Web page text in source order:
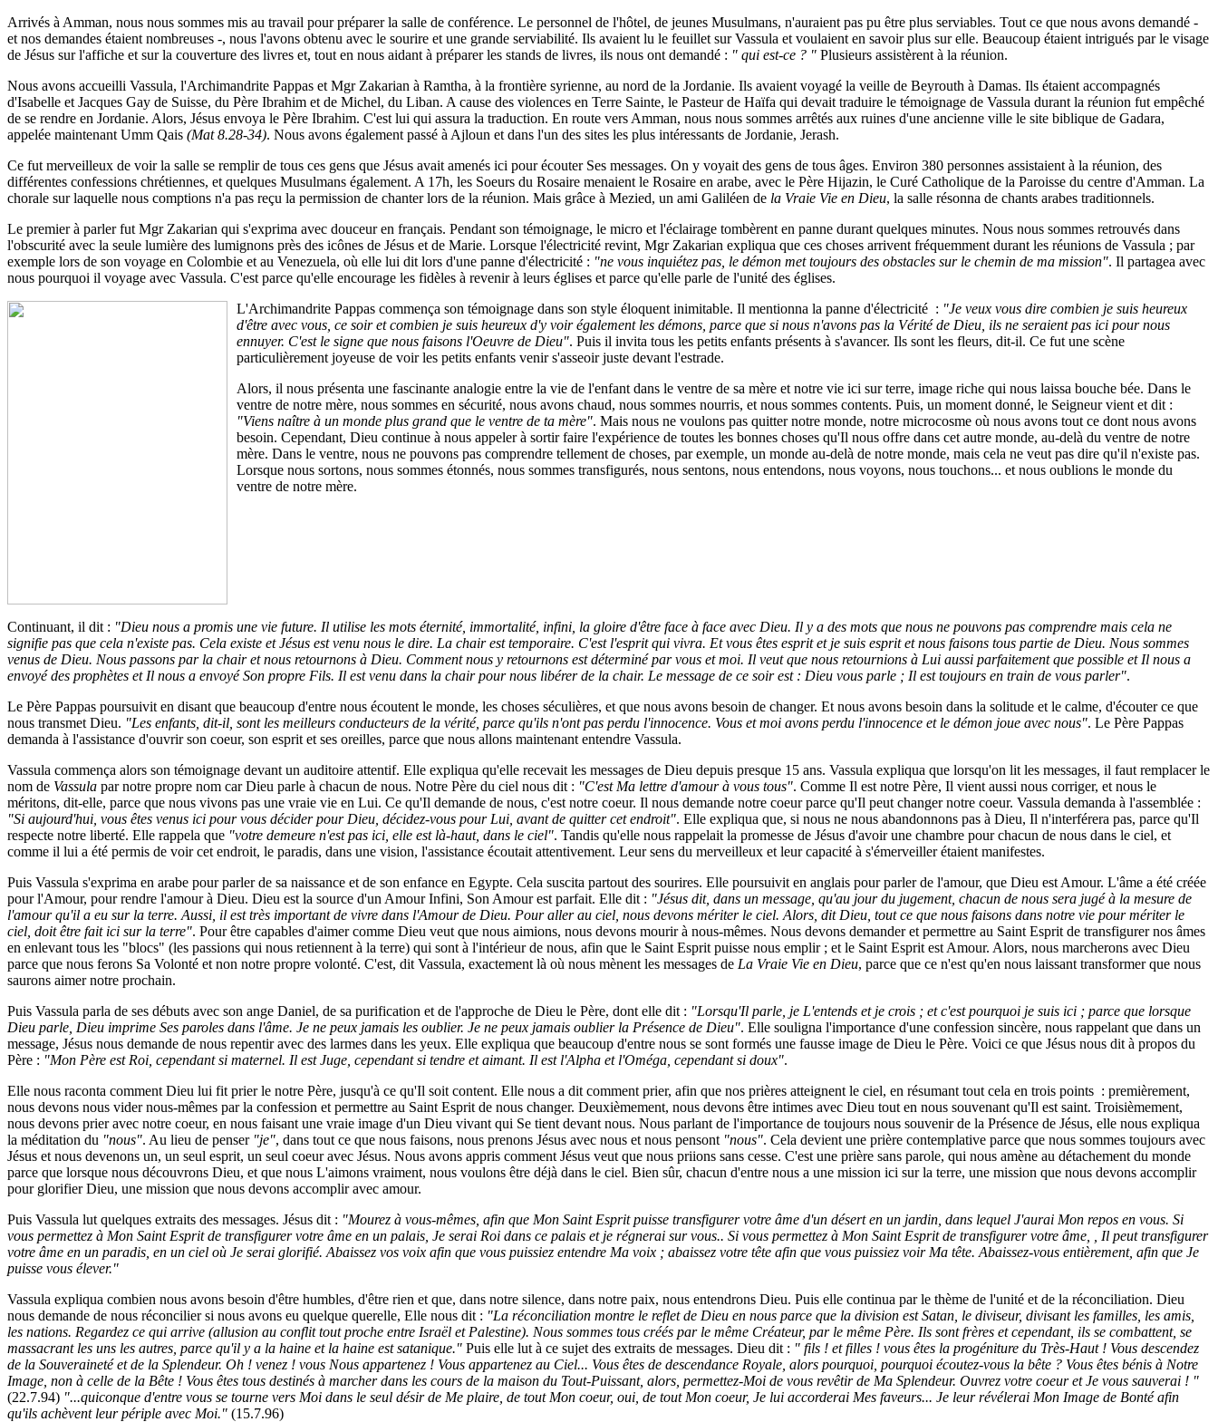
Arrivés à Amman, nous nous sommes mis au travail pour préparer la salle de conférence. Le personnel de l'hôtel, de jeunes Musulmans, n'auraient pas pu être plus serviables. Tout ce que nous avons demandé -
et nos demandes étaient nombreuses -, nous l'avons obtenu avec le sourire et une grande serviabilité. Ils avaient lu le feuillet sur Vassula et voulaient en savoir plus sur elle. Beaucoup étaient intrigués par le visage
de Jésus sur l'affiche et sur la couverture des livres et, tout en nous aidant à préparer les stands de livres, ils nous ont demandé : " qui est-ce ? " Plusieurs assistèrent à la réunion.
Nous avons accueilli Vassula, l'Archimandrite Pappas et Mgr Zakarian à Ramtha, à la frontière syrienne, au nord de la Jordanie. Ils avaient voyagé la veille de Beyrouth à Damas. Ils étaient accompagnés
d'Isabelle et Jacques Gay de Suisse, du Père Ibrahim et de Michel, du Liban. A cause des violences en Terre Sainte, le Pasteur de Haïfa qui devait traduire le témoignage de Vassula durant la réunion fut empêché
de se rendre en Jordanie. Alors, Jésus envoya le Père Ibrahim. C'est lui qui assura la traduction. En route vers Amman, nous nous sommes arrêtés aux ruines d'une ancienne ville le site biblique de Gadara,
appelée maintenant Umm Qais (Mat 8.28-34). Nous avons également passé à Ajloun et dans l'un des sites les plus intéressants de Jordanie, Jerash.
Ce fut merveilleux de voir la salle se remplir de tous ces gens que Jésus avait amenés ici pour écouter Ses messages. On y voyait des gens de tous âges. Environ 380 personnes assistaient à la réunion, des
différentes confessions chrétiennes, et quelques Musulmans également. A 17h, les Soeurs du Rosaire menaient le Rosaire en arabe, avec le Père Hijazin, le Curé Catholique de la Paroisse du centre d'Amman. La
chorale sur laquelle nous comptions n'a pas reçu la permission de chanter lors de la réunion. Mais grâce à Mezied, un ami Galiléen de la Vraie Vie en Dieu, la salle résonna de chants arabes traditionnels.
Le premier à parler fut Mgr Zakarian qui s'exprima avec douceur en français. Pendant son témoignage, le micro et l'éclairage tombèrent en panne durant quelques minutes. Nous nous sommes retrouvés dans
l'obscurité avec la seule lumière des lumignons près des icônes de Jésus et de Marie. Lorsque l'électricité revint, Mgr Zakarian expliqua que ces choses arrivent fréquemment durant les réunions de Vassula ; par
exemple lors de son voyage en Colombie et au Venezuela, où elle lui dit lors d'une panne d'électricité : "ne vous inquiétez pas, le démon met toujours des obstacles sur le chemin de ma mission". Il partagea avec
nous pourquoi il voyage avec Vassula. C'est parce qu'elle encourage les fidèles à revenir à leurs églises et parce qu'elle parle de l'unité des églises.
L'Archimandrite Pappas commença son témoignage dans son style éloquent inimitable. Il mentionna la panne d'électricité : "Je veux vous dire combien je suis heureux
d'être avec vous, ce soir et combien je suis heureux d'y voir également les démons, parce que si nous n'avons pas la Vérité de Dieu, ils ne seraient pas ici pour nous
ennuyer. C'est le signe que nous faisons l'Oeuvre de Dieu". Puis il invita tous les petits enfants présents à s'avancer. Ils sont les fleurs, dit-il. Ce fut une scène
particulièrement joyeuse de voir les petits enfants venir s'asseoir juste devant l'estrade.
Alors, il nous présenta une fascinante analogie entre la vie de l'enfant dans le ventre de sa mère et notre vie ici sur terre, image riche qui nous laissa bouche bée. Dans le
ventre de notre mère, nous sommes en sécurité, nous avons chaud, nous sommes nourris, et nous sommes contents. Puis, un moment donné, le Seigneur vient et dit :
"Viens naître à un monde plus grand que le ventre de ta mère". Mais nous ne voulons pas quitter notre monde, notre microcosme où nous avons tout ce dont nous avons
besoin. Cependant, Dieu continue à nous appeler à sortir faire l'expérience de toutes les bonnes choses qu'Il nous offre dans cet autre monde, au-delà du ventre de notre
mère. Dans le ventre, nous ne pouvons pas comprendre tellement de choses, par exemple, un monde au-delà de notre monde, mais cela ne veut pas dire qu'il n'existe pas.
Lorsque nous sortons, nous sommes étonnés, nous sommes transfigurés, nous sentons, nous entendons, nous voyons, nous touchons... et nous oublions le monde du
ventre de notre mère.
Continuant, il dit : "Dieu nous a promis une vie future. Il utilise les mots éternité, immortalité, infini, la gloire d'être face à face avec Dieu. Il y a des mots que nous ne pouvons pas comprendre mais cela ne
signifie pas que cela n'existe pas. Cela existe et Jésus est venu nous le dire. La chair est temporaire. C'est l'esprit qui vivra. Et vous êtes esprit et je suis esprit et nous faisons tous partie de Dieu. Nous sommes
venus de Dieu. Nous passons par la chair et nous retournons à Dieu. Comment nous y retournons est déterminé par vous et moi. Il veut que nous retournions à Lui aussi parfaitement que possible et Il nous a
envoyé des prophètes et Il nous a envoyé Son propre Fils. Il est venu dans la chair pour nous libérer de la chair. Le message de ce soir est : Dieu vous parle ; Il est toujours en train de vous parler".
Le Père Pappas poursuivit en disant que beaucoup d'entre nous écoutent le monde, les choses séculières, et que nous avons besoin de changer. Et nous avons besoin dans la solitude et le calme, d'écouter ce que
nous transmet Dieu. "Les enfants, dit-il, sont les meilleurs conducteurs de la vérité, parce qu'ils n'ont pas perdu l'innocence. Vous et moi avons perdu l'innocence et le démon joue avec nous". Le Père Pappas
demanda à l'assistance d'ouvrir son coeur, son esprit et ses oreilles, parce que nous allons maintenant entendre Vassula.
Vassula commença alors son témoignage devant un auditoire attentif. Elle expliqua qu'elle recevait les messages de Dieu depuis presque 15 ans. Vassula expliqua que lorsqu'on lit les messages, il faut remplacer le
nom de Vassula par notre propre nom car Dieu parle à chacun de nous. Notre Père du ciel nous dit : "C'est Ma lettre d'amour à vous tous". Comme Il est notre Père, Il vient aussi nous corriger, et nous le
méritons, dit-elle, parce que nous vivons pas une vraie vie en Lui. Ce qu'Il demande de nous, c'est notre coeur. Il nous demande notre coeur parce qu'Il peut changer notre coeur. Vassula demanda à l'assemblée :
"Si aujourd'hui, vous êtes venus ici pour vous décider pour Dieu, décidez-vous pour Lui, avant de quitter cet endroit". Elle expliqua que, si nous ne nous abandonnons pas à Dieu, Il n'interférera pas, parce qu'Il
respecte notre liberté. Elle rappela que "votre demeure n'est pas ici, elle est là-haut, dans le ciel". Tandis qu'elle nous rappelait la promesse de Jésus d'avoir une chambre pour chacun de nous dans le ciel, et
comme il lui a été permis de voir cet endroit, le paradis, dans une vision, l'assistance écoutait attentivement. Leur sens du merveilleux et leur capacité à s'émerveiller étaient manifestes.
Puis Vassula s'exprima en arabe pour parler de sa naissance et de son enfance en Egypte. Cela suscita partout des sourires. Elle poursuivit en anglais pour parler de l'amour, que Dieu est Amour. L'âme a été créée
pour l'Amour, pour rendre l'amour à Dieu. Dieu est la source d'un Amour Infini, Son Amour est parfait. Elle dit : "Jésus dit, dans un message, qu'au jour du jugement, chacun de nous sera jugé à la mesure de
l'amour qu'il a eu sur la terre. Aussi, il est très important de vivre dans l'Amour de Dieu. Pour aller au ciel, nous devons mériter le ciel. Alors, dit Dieu, tout ce que nous faisons dans notre vie pour mériter le
ciel, doit être fait ici sur la terre". Pour être capables d'aimer comme Dieu veut que nous aimions, nous devons mourir à nous-mêmes. Nous devons demander et permettre au Saint Esprit de transfigurer nos âmes
en enlevant tous les "blocs" (les passions qui nous retiennent à la terre) qui sont à l'intérieur de nous, afin que le Saint Esprit puisse nous emplir ; et le Saint Esprit est Amour. Alors, nous marcherons avec Dieu
parce que nous ferons Sa Volonté et non notre propre volonté. C'est, dit Vassula, exactement là où nous mènent les messages de La Vraie Vie en Dieu, parce que ce n'est qu'en nous laissant transformer que nous
saurons aimer notre prochain.
Puis Vassula parla de ses débuts avec son ange Daniel, de sa purification et de l'approche de Dieu le Père, dont elle dit : "Lorsqu'Il parle, je L'entends et je crois ; et c'est pourquoi je suis ici ; parce que lorsque
Dieu parle, Dieu imprime Ses paroles dans l'âme. Je ne peux jamais les oublier. Je ne peux jamais oublier la Présence de Dieu". Elle souligna l'importance d'une confession sincère, nous rappelant que dans un
message, Jésus nous demande de nous repentir avec des larmes dans les yeux. Elle expliqua que beaucoup d'entre nous se sont formés une fausse image de Dieu le Père. Voici ce que Jésus nous dit à propos du
Père : "Mon Père est Roi, cependant si maternel. Il est Juge, cependant si tendre et aimant. Il est l'Alpha et l'Oméga, cependant si doux".
Elle nous raconta comment Dieu lui fit prier le notre Père, jusqu'à ce qu'Il soit content. Elle nous a dit comment prier, afin que nos prières atteignent le ciel, en résumant tout cela en trois points : premièrement,
nous devons nous vider nous-mêmes par la confession et permettre au Saint Esprit de nous changer. Deuxièmement, nous devons être intimes avec Dieu tout en nous souvenant qu'Il est saint. Troisièmement,
nous devons prier avec notre coeur, en nous faisant une vraie image d'un Dieu vivant qui Se tient devant nous. Nous parlant de l'importance de toujours nous souvenir de la Présence de Jésus, elle nous expliqua
la méditation du "nous". Au lieu de penser "je", dans tout ce que nous faisons, nous prenons Jésus avec nous et nous pensont "nous". Cela devient une prière contemplative parce que nous sommes toujours avec
Jésus et nous devenons un, un seul esprit, un seul coeur avec Jésus. Nous avons appris comment Jésus veut que nous priions sans cesse. C'est une prière sans parole, qui nous amène au détachement du monde
parce que lorsque nous découvrons Dieu, et que nous L'aimons vraiment, nous voulons être déjà dans le ciel. Bien sûr, chacun d'entre nous a une mission ici sur la terre, une mission que nous devons accomplir
pour glorifier Dieu, une mission que nous devons accomplir avec amour.
Puis Vassula lut quelques extraits des messages. Jésus dit : "Mourez à vous-mêmes, afin que Mon Saint Esprit puisse transfigurer votre âme d'un désert en un jardin, dans lequel J'aurai Mon repos en vous. Si
vous permettez à Mon Saint Esprit de transfigurer votre âme en un palais, Je serai Roi dans ce palais et je régnerai sur vous.. Si vous permettez à Mon Saint Esprit de transfigurer votre âme, , Il peut transfigurer
votre âme en un paradis, en un ciel où Je serai glorifié. Abaissez vos voix afin que vous puissiez entendre Ma voix ; abaissez votre tête afin que vous puissiez voir Ma tête. Abaissez-vous entièrement, afin que Je
puisse vous élever."
Vassula expliqua combien nous avons besoin d'être humbles, d'être rien et que, dans notre silence, dans notre paix, nous entendrons Dieu. Puis elle continua par le thème de l'unité et de la réconciliation. Dieu
nous demande de nous réconcilier si nous avons eu quelque querelle, Elle nous dit : "La réconciliation montre le reflet de Dieu en nous parce que la division est Satan, le diviseur, divisant les familles, les amis,
les nations. Regardez ce qui arrive (allusion au conflit tout proche entre Israël et Palestine). Nous sommes tous créés par le même Créateur, par le même Père. Ils sont frères et cependant, ils se combattent, se
massacrant les uns les autres, parce qu'il y a la haine et la haine est satanique." Puis elle lut à ce sujet des extraits de messages. Dieu dit : " fils ! et filles ! vous êtes la progéniture du Très-Haut ! Vous descendez
de la Souveraineté et de la Splendeur. Oh ! venez ! vous Nous appartenez ! Vous appartenez au Ciel... Vous êtes de descendance Royale, alors pourquoi, pourquoi écoutez-vous la bête ? Vous êtes bénis à Notre
Image, non à celle de la Bête ! Vous êtes tous destinés à marcher dans les cours de la maison du Tout-Puissant, alors, permettez-Moi de vous revêtir de Ma Splendeur. Ouvrez votre coeur et Je vous sauverai ! "
(22.7.94) "...quiconque d'entre vous se tourne vers Moi dans le seul désir de Me plaire, de tout Mon coeur, oui, de tout Mon coeur, Je lui accorderai Mes faveurs... Je leur révélerai Mon Image de Bonté afin
qu'ils achèvent leur périple avec Moi." (15.7.96)